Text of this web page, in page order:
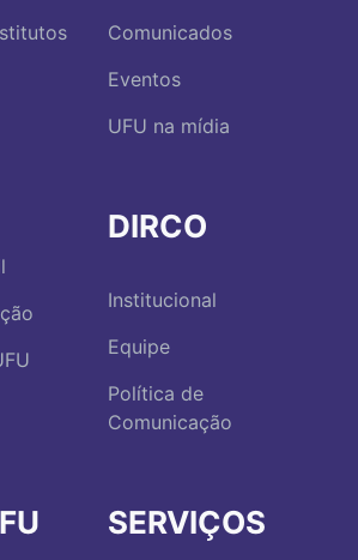
Comunicados
Eventos
UFU na mídia
DIRCO
Institucional
Equipe
Política de
Comunicação
SERVIÇOS